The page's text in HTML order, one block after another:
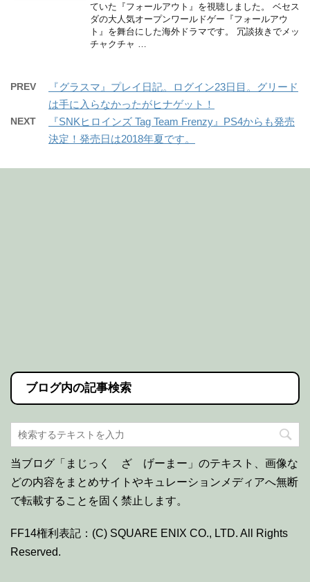
ていた『フォールアウト』を視聴しました。 ベセス
ダの大人気オープンワールドゲー『フォールアウ
ト』を舞台にした海外ドラマです。 冗談抜きでメッ
チャクチャ …
PREV
『グラスマ』プレイ日記。ログイン23日目。グリード
は手に入らなかったがヒナゲット！
NEXT
『SNKヒロインズ Tag Team Frenzy』PS4からも発売
決定！発売日は2018年夏です。
ブログ内の記事検索
当ブログ「まじっく ざ げーまー」のテキスト、画像な
どの内容をまとめサイトやキュレーションメディアへ無断
で転載することを固く禁止します。
FF14権利表記：(C) SQUARE ENIX CO., LTD. All Rights
Reserved.